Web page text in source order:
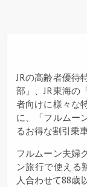
JRの高齢者優待
部」、JR東海の
者向けに様々な
に、「フルムー
るお得な割引乗
フルムーン夫婦
ン旅行で使える
人合わせて88歳